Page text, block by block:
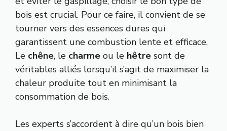
bois est crucial. Pour ce faire, il convient de se
tourner vers des essences dures qui
garantissent une combustion lente et efficace.
Le chêne, le charme ou le hêtre sont de
véritables alliés lorsqu’il s’agit de maximiser la
chaleur produite tout en minimisant la
consommation de bois.
Les experts s’accordent à dire qu’un bois bien